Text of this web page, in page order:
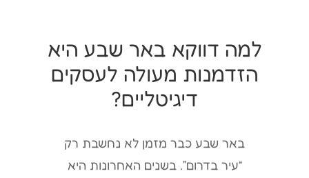
למה דווקא באר שבע היא
הזדמנות מעולה לעסקים
דיגיטליים?
באר שבע כבר מזמן לא נחשבת רק
“עיר בדרום”. בשנים האחרונות היא